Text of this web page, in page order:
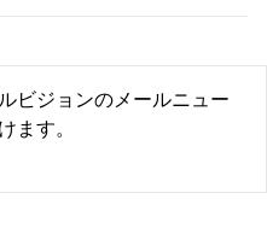
ビジョンのメールニュー
ます。